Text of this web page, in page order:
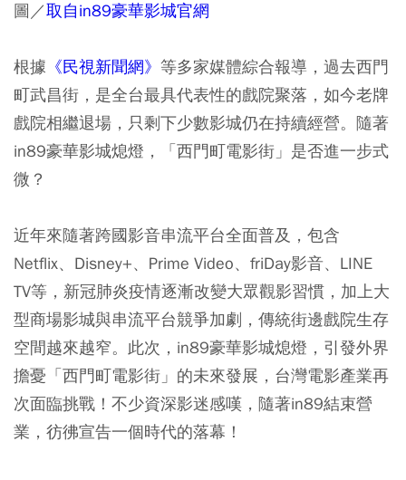
圖／取自in89豪華影城官網
根據 《民視新聞網》 等多家媒體綜合報導，過去西門
町武昌街，是全台最具代表性的戲院聚落，如今老牌
戲院相繼退場，只剩下少數影城仍在持續經營。隨著
in89豪華影城熄燈，「西門町電影街」是否進一步式
微？
近年來隨著跨國影音串流平台全面普及，包含
Netflix、Disney+、Prime Video、friDay影音、LINE
TV等，新冠肺炎疫情逐漸改變大眾觀影習慣，加上大
型商場影城與串流平台競爭加劇，傳統街邊戲院生存
空間越來越窄。此次，in89豪華影城熄燈，引發外界
擔憂「西門町電影街」的未來發展，台灣電影產業再
次面臨挑戰！不少資深影迷感嘆，隨著in89結束營
業，彷彿宣告一個時代的落幕！